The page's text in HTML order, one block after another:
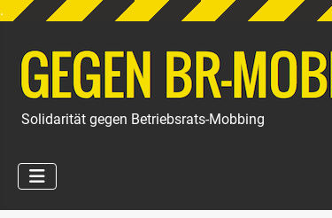
.
Solidarität gegen Betriebsrats-Mobbing